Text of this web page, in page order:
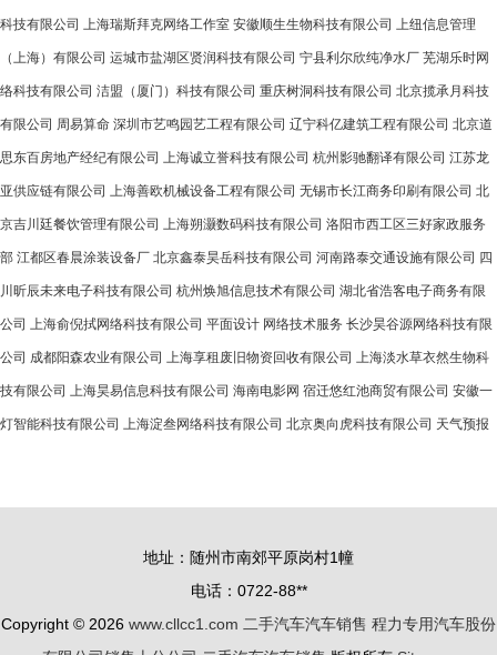
科技有限公司 上海瑞斯拜克网络工作室 安徽顺生生物科技有限公司 上纽信息管理
（上海）有限公司 运城市盐湖区贤润科技有限公司 宁县利尔欣纯净水厂 芜湖乐时网
络科技有限公司 洁盟（厦门）科技有限公司 重庆树洞科技有限公司 北京揽承月科技
有限公司 周易算命 深圳市艺鸣园艺工程有限公司 辽宁科亿建筑工程有限公司 北京道
思东百房地产经纪有限公司 上海诚立誉科技有限公司 杭州影驰翻译有限公司 江苏龙
亚供应链有限公司 上海善欧机械设备工程有限公司 无锡市长江商务印刷有限公司 北
京吉川廷餐饮管理有限公司 上海朔灏数码科技有限公司 洛阳市西工区三好家政服务
部 江都区春晨涂装设备厂 北京鑫泰昊岳科技有限公司 河南路泰交通设施有限公司 四
川昕辰未来电子科技有限公司 杭州焕旭信息技术有限公司 湖北省浩客电子商务有限
公司 上海俞倪拭网络科技有限公司 平面设计 网络技术服务 长沙昊谷源网络科技有限
公司 成都阳森农业有限公司 上海享租废旧物资回收有限公司 上海淡水草衣然生物科
技有限公司 上海昊易信息科技有限公司 海南电影网 宿迁悠红池商贸有限公司 安徽一
灯智能科技有限公司 上海淀叁网络科技有限公司 北京奥向虎科技有限公司 天气预报
地址：随州市南郊平原岗村1幢
电话：0722-88**
Copyright © 2026 www.cllcc1.com 二手汽车汽车销售 程力专用汽车股份